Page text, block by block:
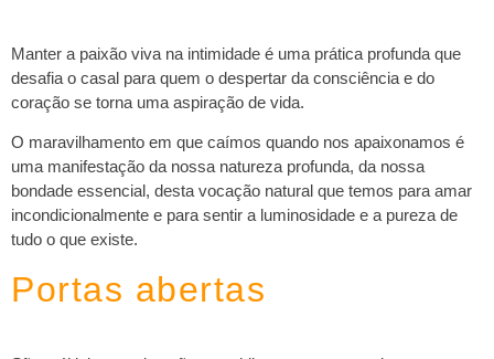
Manter a paixão viva na intimidade é uma prática profunda que
desafia o casal para quem o despertar da consciência e do
coração se torna uma aspiração de vida.
O maravilhamento em que caímos quando nos apaixonamos é
uma manifestação da nossa natureza profunda, da nossa
bondade essencial, desta vocação natural que temos para amar
incondicionalmente e para sentir a luminosidade e a pureza de
tudo o que existe.
Portas abertas